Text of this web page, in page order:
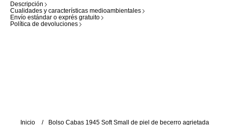
Descripción
Cualidades y características medioambientales
Envío estándar o exprés gratuito
Política de devoluciones
Inicio Bolso Cabas 1945 Soft Small de piel de becerro agrietada